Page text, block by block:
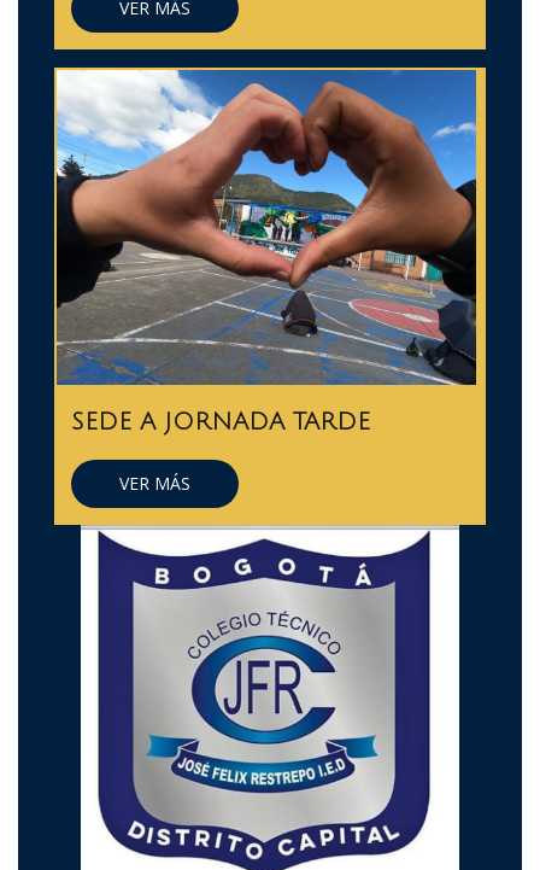
VER MÁS
SEDE A JORNADA TARDE
VER MÁS